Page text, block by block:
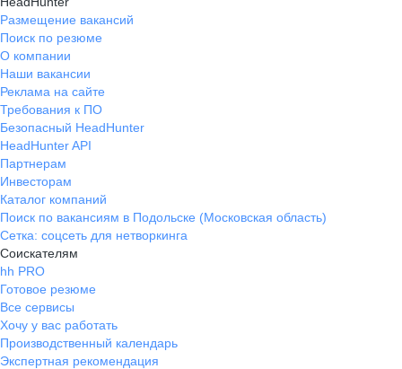
Размещение вакансий
Поиск по резюме
О компании
Наши вакансии
Реклама на сайте
Требования к ПО
Безопасный HeadHunter
HeadHunter API
Партнерам
Инвесторам
Каталог компаний
Поиск по вакансиям в Подольске (Московская область)
Сетка: соцсеть для нетворкинга
Соискателям
hh PRO
Готовое резюме
Все сервисы
Хочу у вас работать
Производственный календарь
Экспертная рекомендация